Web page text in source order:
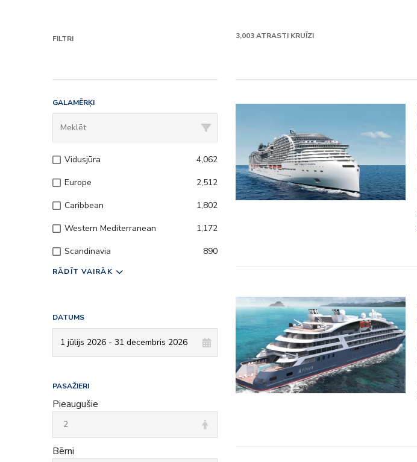
FILTRI
DATUMS
PASAŽIERI
Pieaugušie
Bērni
GALAMĒRĶI
Vidusjūra
4,062
Europe
2,512
Caribbean
1,802
Western Mediterranean
1,172
Scandinavia
890
RĀDĪT VAIRĀK
3,003ATRASTI KRUĪZI
– Izklaide
– Uz kuģa aktivitātes
– Klubi bērniem un pusaudžiem